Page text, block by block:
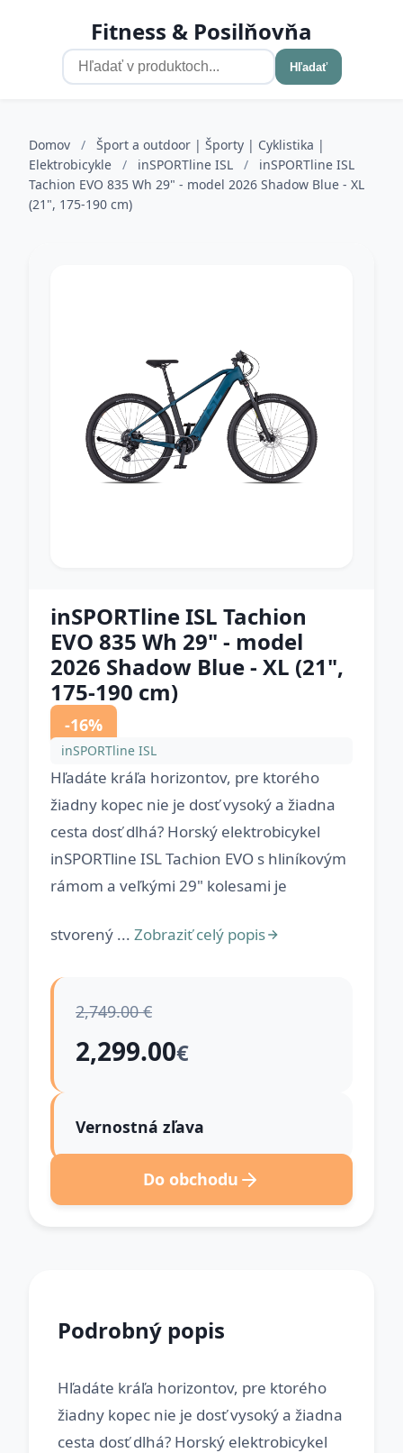
Fitness & Posilňovňa
Hľadať
Domov /
Šport a outdoor | Športy | Cyklistika |
Elektrobicykle
/ inSPORTline ISL /
inSPORTline ISL
Tachion EVO 835 Wh 29" - model 2026 Shadow Blue - XL
(21", 175-190 cm)
inSPORTline ISL Tachion
EVO 835 Wh 29" - model
2026 Shadow Blue - XL (21",
175-190 cm)
-16%
inSPORTline ISL
Hľadáte kráľa horizontov, pre ktorého
žiadny kopec nie je dosť vysoký a žiadna
cesta dosť dlhá? Horský elektrobicykel
inSPORTline ISL Tachion EVO s hliníkovým
rámom a veľkými 29" kolesami je
stvorený ... Zobraziť celý popis
2,749.00 €
2,299.00€
Vernostná zľava
Do obchodu
Podrobný popis
Hľadáte kráľa horizontov, pre ktorého
žiadny kopec nie je dosť vysoký a žiadna
cesta dosť dlhá? Horský elektrobicykel